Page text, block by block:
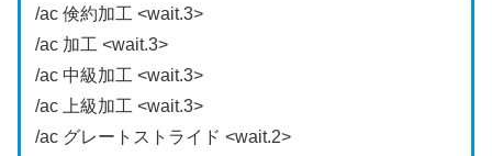
/ac 倹約加工 <wait.3>
/ac 加工 <wait.3>
/ac 中級加工 <wait.3>
/ac 上級加工 <wait.3>
/ac グレートストライド <wait.2>